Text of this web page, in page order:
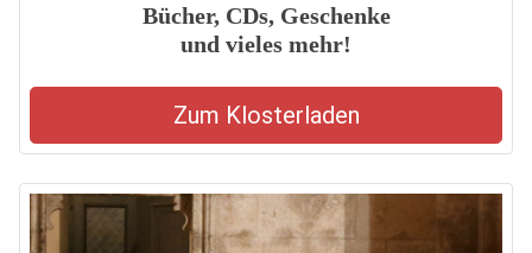
Bücher, CDs, Geschenke
und vieles mehr!
Zum Klosterladen